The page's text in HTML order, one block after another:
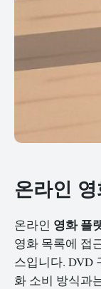
온라인
온라인 영화 플
영화 목록에 접
스입니다. DVD
화 소비 방식과